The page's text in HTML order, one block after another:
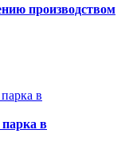
производством
в